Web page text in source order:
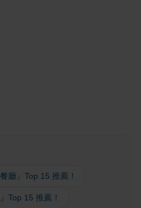
廳』Top 15 推薦！
Top 15 推薦！